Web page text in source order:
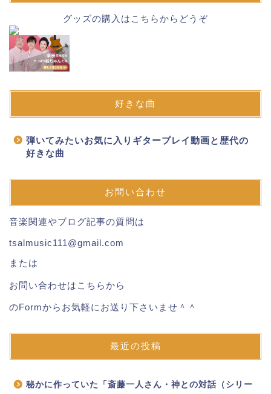
グッズの購入はこちらからどうぞ
好きな曲
弾いてみたいお気に入りギタープレイ動画と歴代の
好きな曲
お問い合わせ
音楽関連やブログ記事の質問は
tsalmusic111@gmail.com
または
お問い合わせはこちらから
のFormからお気軽にお送り下さいませ＾＾
最近の投稿
秘かに作っていた「斎藤一人さん・神との対話（シリー